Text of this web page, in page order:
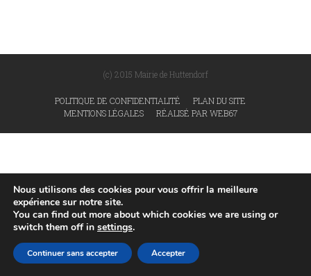
(c) 2015 Mairie de Huttendorf
POLITIQUE DE CONFIDENTIALITÉ
PLAN DU SITE
MENTIONS LÉGALES
RÉALISÉ PAR WEB67
Nous utilisons des cookies pour vous offrir la meilleure
expérience sur notre site.
You can find out more about which cookies we are using or
switch them off in settings.
Accepter
Continuer sans accepter